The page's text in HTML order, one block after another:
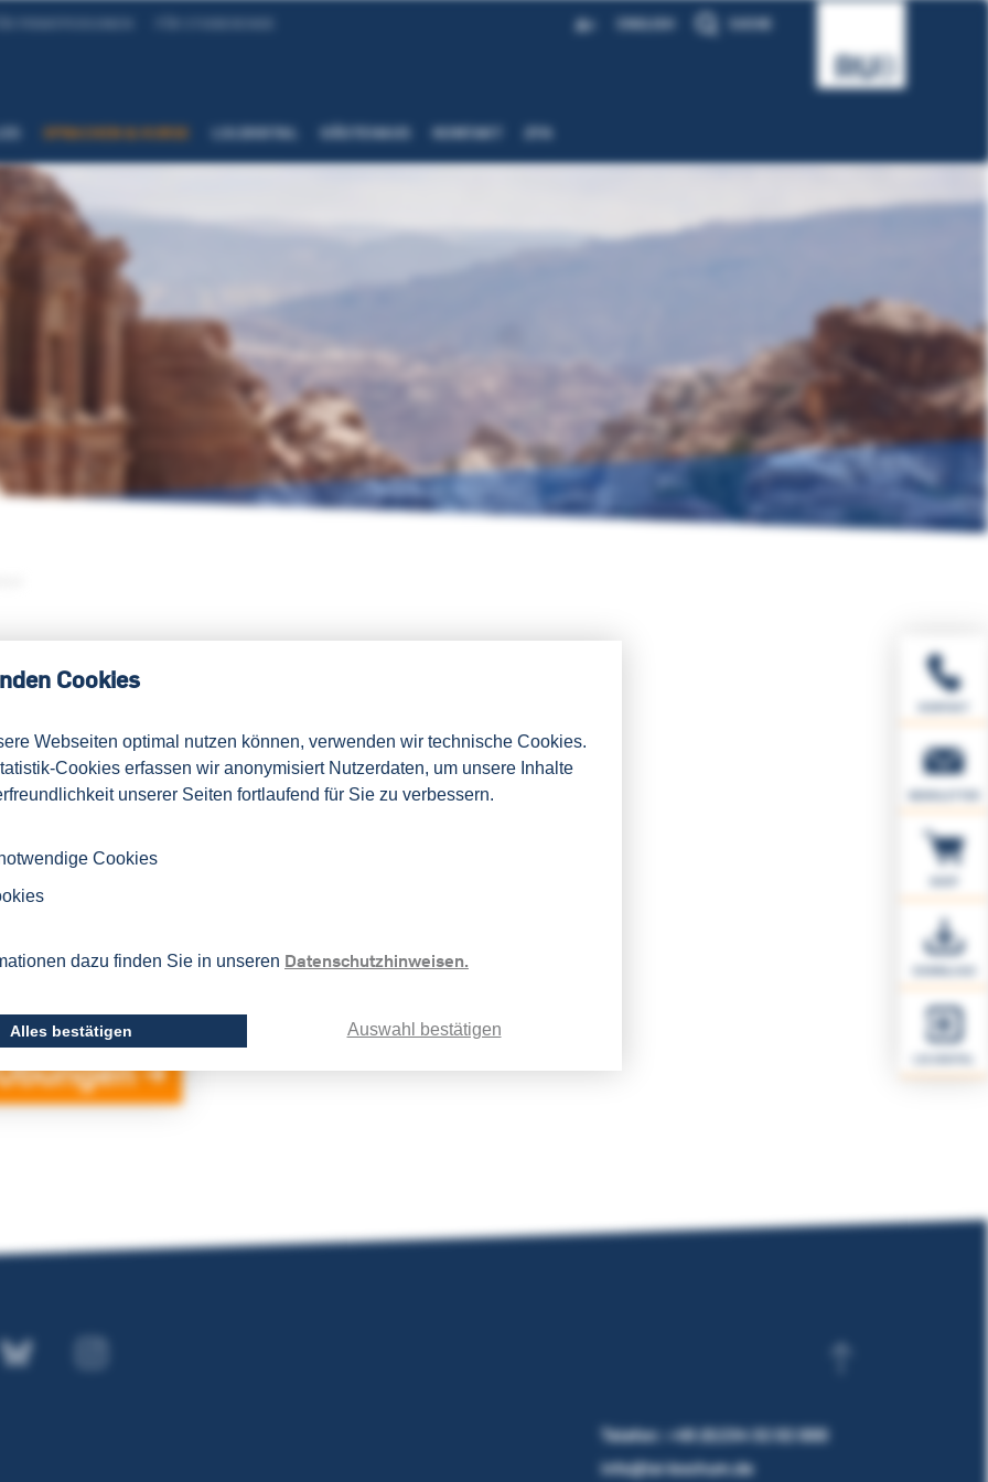
Cookies
Webseiten optimal nutzen können, verwenden wir technische Cookies.
Cookies erfassen wir anonymisiert Nutzerdaten, um unsere Inhalte
unserer Seiten fortlaufend für Sie zu verbessern.
Cookies
dazu finden Sie in unseren Datenschutzhinweisen.
Auswahl bestätigen
Alles bestätigen
AA ENGLISH
SPRACHEN & KURSE LSI.DIGITAL GÄSTEHAUS KONTAKT ZFA
oder in einem anderen Kurs im LSI-Lehrbuch
und möchten nun Ihre Kenntnisse
Lernstand im Arabischen ist?
zur eigenständigen Überprüfung Ihrer
Telefon: +49 (0)234 32 02 000
info@lsi-bochum.de